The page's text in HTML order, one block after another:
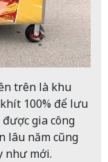
trên là khu
100% để lưu
gia công
lâu năm cũng
như mới.